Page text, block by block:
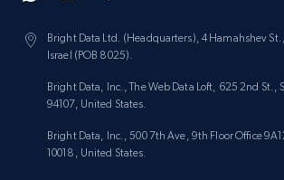
URL, Product id, Listing inventory id,
Reviews count shop, Reviews count
price, and more.
Bright Data Ltd. (Headquarters), 4 Hamahshev
Israel (POB 8025).
Bright Data, Inc., The Web Data Loft, 625 2nd St.,
94107, United States.
Bright Data, Inc., 500 7th Ave, 9th Floor Office
10018, United States.